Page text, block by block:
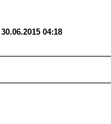
04:18